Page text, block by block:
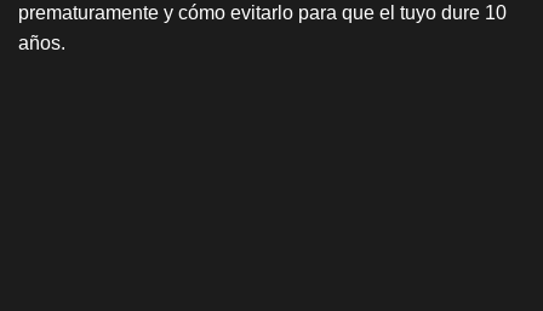
prematuramente y cómo evitarlo para que el tuyo dure 10
años.